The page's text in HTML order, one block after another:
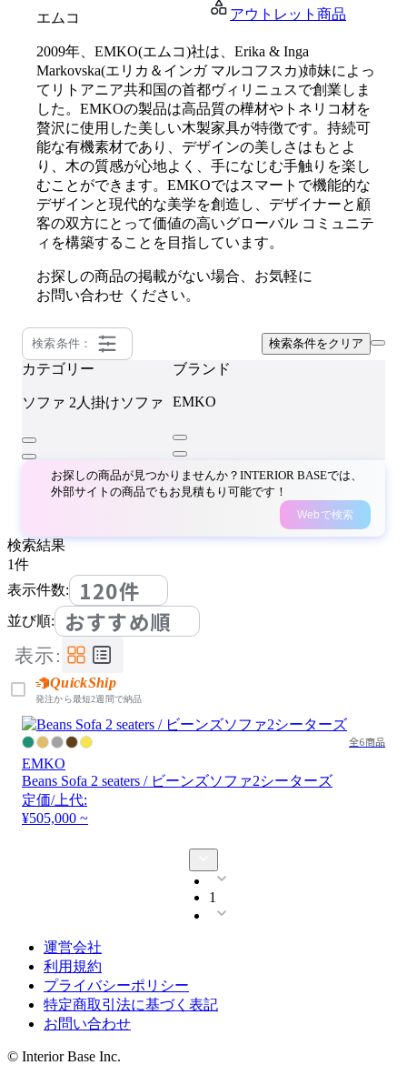
アウトレット商品
エムコ
2009年、EMKO(エムコ)社は、Erika & Inga
Markovska(エリカ＆インガ マルコフスカ)姉妹によっ
てリトアニア共和国の首都ヴィリニュスで創業しま
した。EMKOの製品は高品質の樺材やトネリコ材を
贅沢に使用した美しい木製家具が特徴です。持続可
能な有機素材であり、デザインの美しさはもとよ
り、木の質感が心地よく、手になじむ手触りを楽し
むことができます。EMKOではスマートで機能的な
デザインと現代的な美学を創造し、デザイナーと顧
客の双方にとって価値の高いグローバル コミュニテ
ィを構築することを目指しています。
お探しの商品の掲載がない場合、お気軽に
お問い合わせ ください。
検索条件： 検索条件をクリア
カテゴリー
ソファ 2人掛けソファ
ブランド
EMKO
お探しの商品が見つかりませんか？INTERIOR BASEでは、
外部サイトの商品でもお見積もり可能です！
Webで検索
検索結果
1件
表示件数:
120件
並び順: おすすめ順
表示:
QuickShip
発注から最短2週間で納品
全6商品
EMKO
Beans Sofa 2 seaters / ビーンズソファ2シーターズ
定価/上代:
¥505,000 ~
1
運営会社
利用規約
プライバシーポリシー
特定商取引法に基づく表記
お問い合わせ
© Interior Base Inc.